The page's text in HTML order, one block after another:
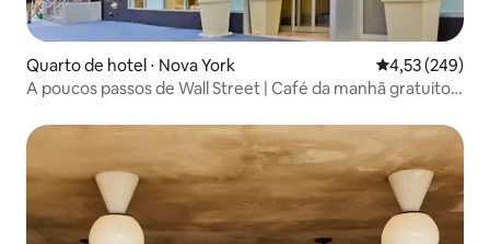
Quarto de hotel ⋅ Nova York 4,53 de uma
4,53 (249)
A poucos passos de Wall Street | Café da manhã gratuito +